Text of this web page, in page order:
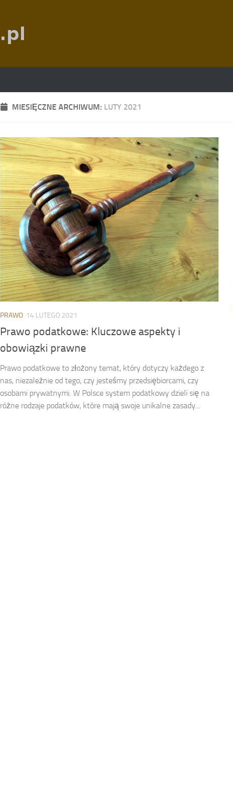
MIESIĘCZNE ARCHIWUM: LUTY 2021
PRAWO 14 LUTEGO 2021
Prawo podatkowe: Kluczowe aspekty i
obowiązki prawne
Prawo podatkowe to złożony temat, który dotyczy każdego z
nas, niezależnie od tego, czy jesteśmy przedsiębiorcami, czy
osobami prywatnymi. W Polsce system podatkowy dzieli się na
różne rodzaje podatków, które mają swoje unikalne zasady...